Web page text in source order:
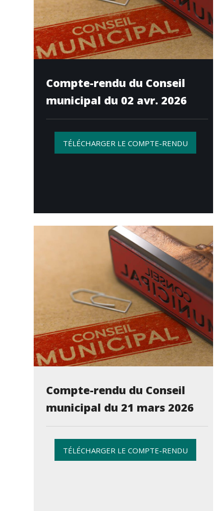
Compte-rendu du Conseil
municipal du 02 avr. 2026
TÉLÉCHARGER LE COMPTE-RENDU
Compte-rendu du Conseil
municipal du 21 mars 2026
TÉLÉCHARGER LE COMPTE-RENDU